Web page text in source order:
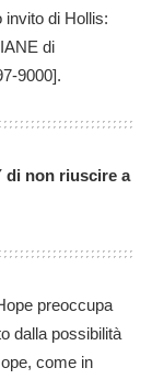
invito di Hollis:
di
9000].
di non riuscire a
preoccupa
dalla possibilità
come in